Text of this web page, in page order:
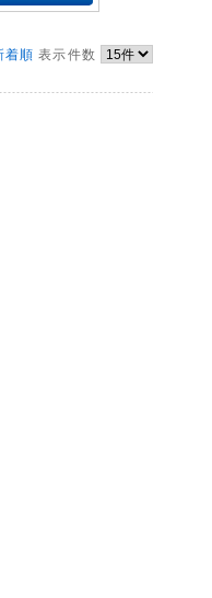
着順 表示件数